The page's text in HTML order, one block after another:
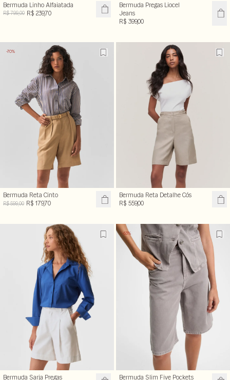
Bermuda Linho Alfaiatada
R$ 799,00 R$ 239,70
Bermuda Pregas Liocel
Jeans
R$ 399,00
-70%
Bermuda Reta Cinto
R$ 599,00 R$ 179,70
Bermuda Reta Detalhe Cós
R$ 559,00
Bermuda Sarja Pregas
-53%
Bermuda Slim Five Pockets